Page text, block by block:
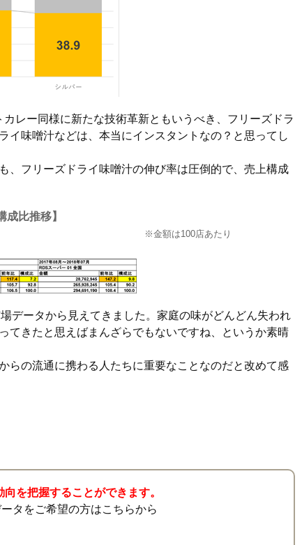
レー同様に新たな技術革新ともいうべき、フリーズドラ
イ味噌汁などは、本当にインスタントなの？と思ってし
、フリーズドライ味噌汁の伸び率は圧倒的で、売上構成
成比推移】
※金額は100店あたり
データから見えてきました。家庭の味がどんどん失われ
てきたと思えばまんざらでもないですね、というか素晴
らの流通に携わる人たちに重要なことなのだと改めて感
を把握することができます。
タをご希望の方はこちらから